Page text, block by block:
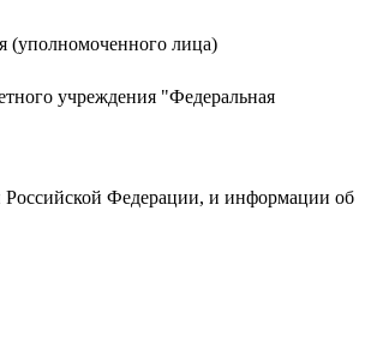
(уполномоченного лица)
учреждения "Федеральная
Российской Федерации, и информации об